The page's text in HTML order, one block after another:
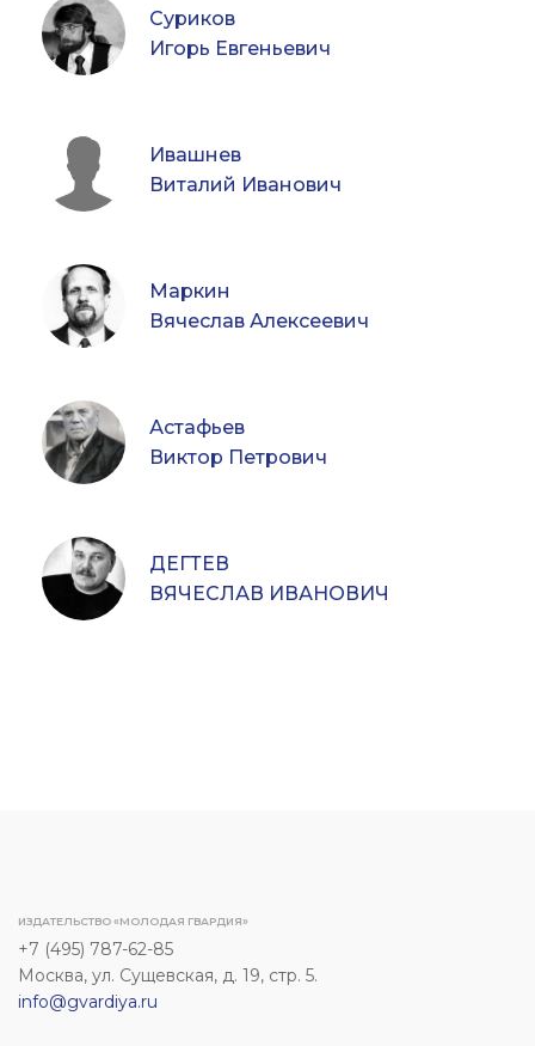
Суриков
Игорь Евгеньевич
Ивашнев
Виталий Иванович
Маркин
Вячеслав Алексеевич
Астафьев
Виктор Петрович
ДЕГТЕВ
ВЯЧЕСЛАВ ИВАНОВИЧ
ИЗДАТЕЛЬСТВО «МОЛОДАЯ ГВАРДИЯ»
+7 (495) 787-62-85
Москва, ул. Сущевская, д. 19, стр. 5.
info@gvardiya.ru